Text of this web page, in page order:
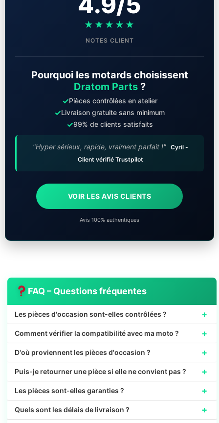
★★★★★
NOTES CLIENT
Pourquoi les motards choisissent
Dratom Parts?
✓Pièces contrôlées en atelier
✓Livraison gratuite sans minimum
✓99% de clients satisfaits
"Hyper sérieux, rapide, vraiment parfait !" Cyril -
Client vérifié Trustpilot
VOIR LES AVIS CLIENTS
Avis 100% authentiques
FAQ – Questions fréquentes
Les pièces d'occasion sont-elles contrôlées ? +
Comment vérifier la compatibilité avec ma moto ? +
D'où proviennent les pièces d'occasion ? +
Puis-je retourner une pièce si elle ne convient pas ? +
Les pièces sont-elles garanties ? +
Quels sont les délais de livraison ? +